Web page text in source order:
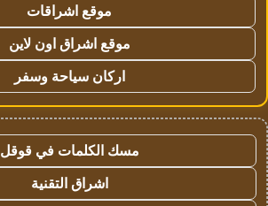
موقع اشراقات
موقع اشراق اون لاين
اركان سياحة وسفر
مسك الكلمات في قوقل
اشراق التقنية